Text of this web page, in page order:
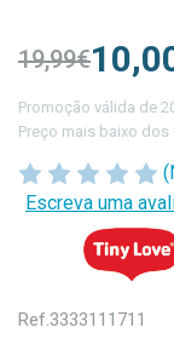
Escreva uma
19,99€
Promoção válida de
Preço mais baixo dos
Ref.3333111711